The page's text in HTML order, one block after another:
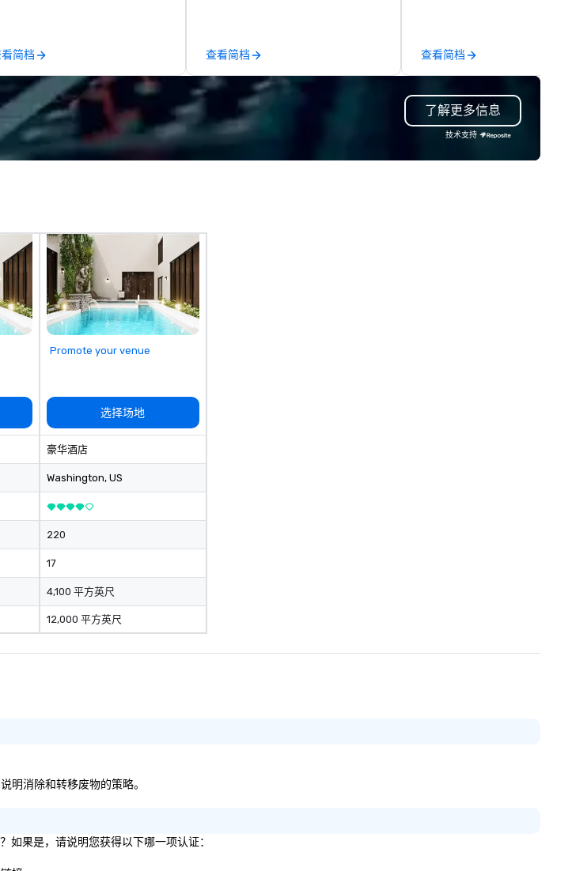
简档
executive fleet, we provide
seamless transport solutions for
planners delivering programmes in
London and throughout the UK.
We operate a fleet of 49–53
6 / ULEZ compliant, featuring air-
查看简档
delegations, incentive
corporate offsites. Whether
group wants to think like a
Valley founder, explore the
mindsets driving the world's
fastest-growing companies,
walk away with a practical
查看简档
了解更多信息
技术支持
Promote your venue
选择场地
豪华酒店
Washington, US
220
17
4,100 平方英尺
12,000 平方英尺
明消除和转移废物的策略。
如果是，请说明您获得以下哪一项认证：